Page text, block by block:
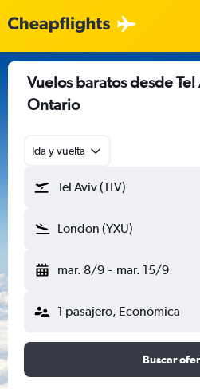
Vuelos baratos desde
Ontario
Ida y vuelta
Tel Aviv (TLV)
London (YXU)
mar. 8/9 - mar. 15/9
1 pasajero, Económica
Buscar